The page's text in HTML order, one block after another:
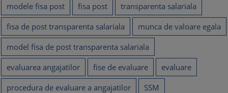
modele fisa post
fisa post
transparenta salariala
fisa de post transparenta salariala
munca de valoare egala
model fisa de post transparenta salariala
evaluarea angajatilor
fise de evaluare
evaluare
procedura de evaluare a angajatilor
SSM